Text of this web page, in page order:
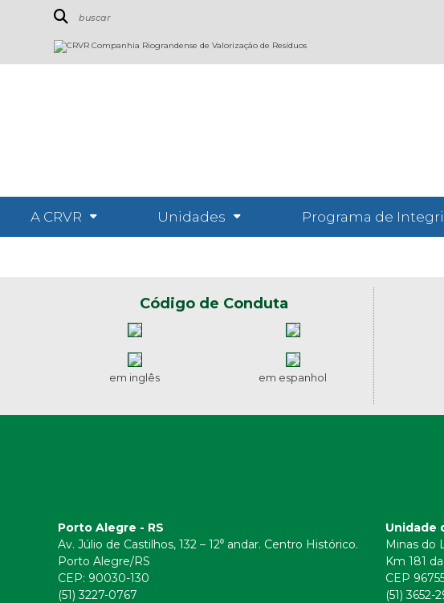
A CRVR Unidades Programa de
Código de Conduta
em inglês em espanhol
Porto Alegre - RS
Av. Júlio de Castilhos, 132 – 12⁰ andar. Centro Histórico.
Porto Alegre/RS
CEP: 90030-130
(51) 3227-0767
Unidade
Minas do
Km 181
CEP
(51) 3652-